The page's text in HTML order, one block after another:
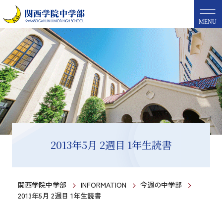
MENU
2013年5月 2週目 1年生読書
関西学院中学部 INFORMATION
今週の中学部
2013年5月 2週目 1年生読書